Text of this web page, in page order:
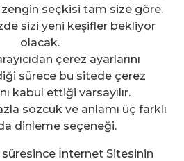
zengin seçkisi tam size göre.
sizi yeni keşifler bekliyor
olacak.
çerez ayarlarını
sürece bu sitede çerez
kabul ettiği varsayılır.
sözcük ve anlamı üç farklı
dinleme seçeneği.
İnternet Sitesinin